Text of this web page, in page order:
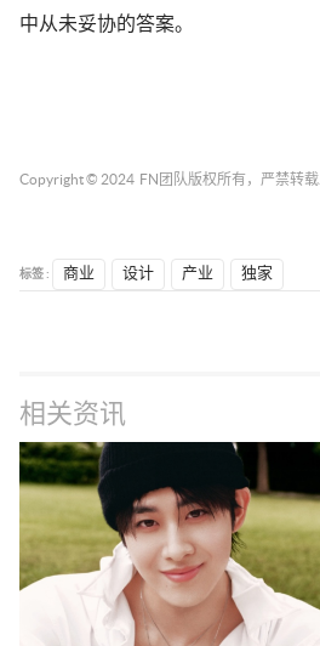
中从未妥协的答案。
Copyright © 2024 FN团队 版权所有，严禁转载.
标签 : 商业 设计 产业 独家
相关资讯